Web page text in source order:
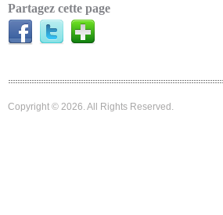
Partagez cette page
Copyright © 2026. All Rights Reserved.